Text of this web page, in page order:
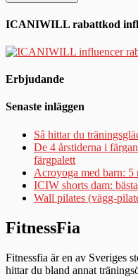
ICANIWILL rabattkod
Erbjudande
Senaste inläggen
Så hittar du
De 4 årstiderna i
färgpalett
Acroyoga med barn:
ICIW shorts dam:
Wall pilates (vägg-
FitnessFia
Fitnessfia är en av Sveriges
hittar du bland annat